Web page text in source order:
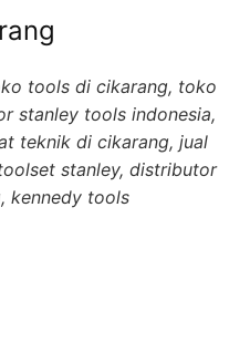
tools di cikarang, toko
stanley tools indonesia,
teknik di cikarang, jual
stanley, distributor
kennedy tools